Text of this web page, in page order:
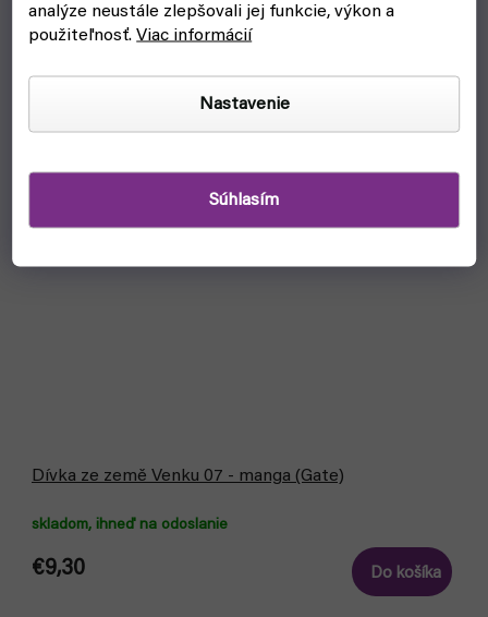
analýze neustále zlepšovali jej funkcie, výkon a
použiteľnosť.Viac informácií
Nastavenie
Súhlasím
Dívka ze země Venku 07 - manga (Gate)
skladom, ihneď na odoslanie
€9,30 Do košíka